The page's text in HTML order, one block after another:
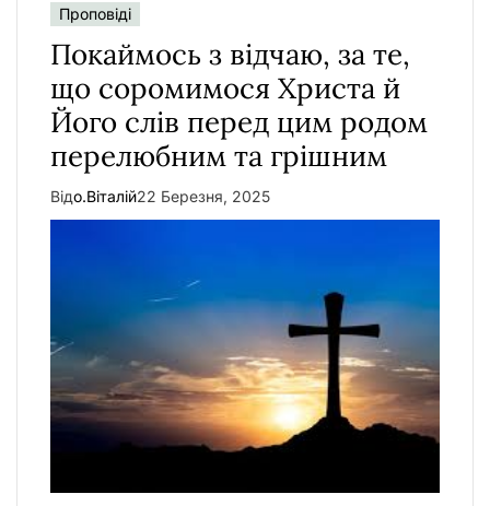
Проповіді
Покаймось з відчаю, за те,
що соромимося Христа й
Його слів перед цим родом
перелюбним та грішним
Відо.Віталій22 Березня, 2025